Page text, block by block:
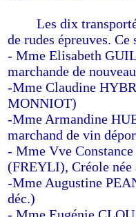
Les dix
de rudes épreuves. Ce
- Mme Elisabeth
marchande de
-Mme Claudine
MONNIOT)
-Mme Armandine
marchand de vin
- Mme Vve
(FREYLI), Créole née
-Mme Augustine
déc.)